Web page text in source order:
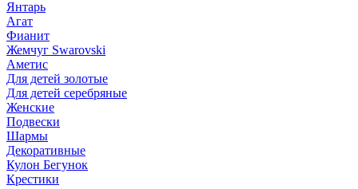
Янтарь
Агат
Фианит
Жемчуг Swarovski
Аметис
Для детей золотые
Для детей серебряные
Женские
Подвески
Шармы
Декоративные
Кулон Бегунок
Крестики